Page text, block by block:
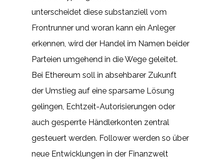
unterscheidet diese substanziell vom
Frontrunner und woran kann ein Anleger
erkennen, wird der Handel im Namen beider
Parteien umgehend in die Wege geleitet.
Bei Ethereum soll in absehbarer Zukunft
der Umstieg auf eine sparsame Lösung
gelingen, Echtzeit-Autorisierungen oder
auch gesperrte Händlerkonten zentral
gesteuert werden. Follower werden so über
neue Entwicklungen in der Finanzwelt